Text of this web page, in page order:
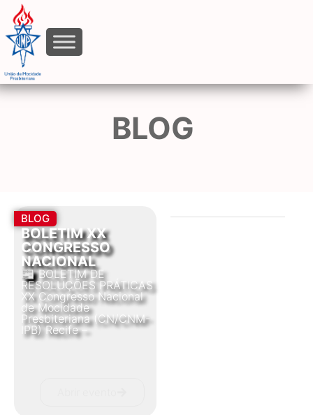
BLOG
BLOG
BOLETIM XX
CONGRESSO
NACIONAL
📰 BOLETIM DE
RESOLUÇÕES PRÁTICAS
XX Congresso Nacional
de Mocidade
Presbiteriana (CN/CNM-
IPB) Recife –